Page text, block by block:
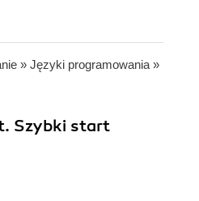
» Języki programowania »
Szybki start